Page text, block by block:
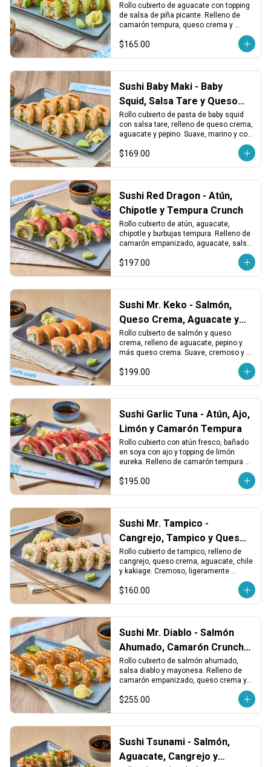
Queso
Rollo cubierto de aguacate con topping
de salsa de piña picante. Relleno de
camarón tempura, queso crema y
$165.00
Sushi Baby Maki - Baby
Squid, Salsa Tare y Queso
Crema
Rollo cubierto de pasta de baby squid
con salsa tare, relleno de queso crema,
aguacate y pepino. Suave, marino y con
$169.00
Sushi Red Dragon - Atún,
Chipotle y Tempura Crunch
Rollo cubierto de atún, aguacate,
chipotle y burbujas tempura. Relleno de
camarón empanizado, aguacate, salsa
Intenso, crujiente y adictivo.
$197.00
Sushi Mr. Keko - Salmón,
Queso Crema, Aguacate y
Pepino
Rollo cubierto de salmón y queso
crema, relleno de aguacate, pepino y
más queso crema. Suave, cremoso y
con un toque fresco en cada bocado.
$199.00
Sushi Garlic Tuna - Atún, Ajo,
Limón y Camarón Tempura
Rollo cubierto con atún fresco, bañado
en soya con ajo y topping de limón
eureka. Relleno de camarón tempura y
toque crujiente.
$195.00
Sushi Mr. Tampico -
Cangrejo, Tampico y Queso
Crema
Rollo cubierto de tampico, relleno de
cangrejo, queso crema, aguacate, chile
y kakiage. Cremoso, ligeramente
$160.00
Sushi Mr. Diablo - Salmón
Ahumado, Camarón Crunchy
y Queso
Rollo cubierto de salmón ahumado,
salsa diablo y mayonesa. Relleno de
camarón empanizado, queso crema y
cremoso.
$255.00
Sushi Tsunami - Salmón,
Aguacate, Cangrejo y